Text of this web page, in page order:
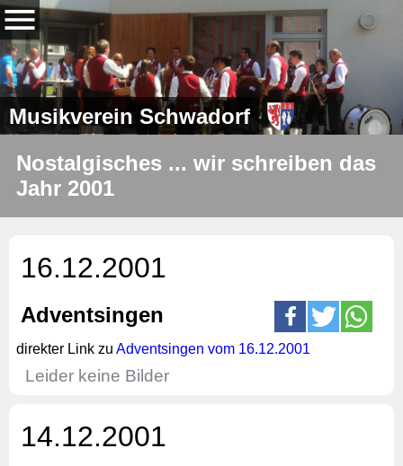
Musikverein Schwadorf
Nostalgisches ... wir schreiben das
Jahr 2001
16.12.2001
Adventsingen
direkter Link zu Adventsingen vom 16.12.2001
Leider keine Bilder
14.12.2001